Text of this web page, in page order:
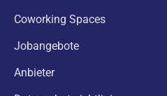
Coworking Spaces
Jobangebote
Anbieter